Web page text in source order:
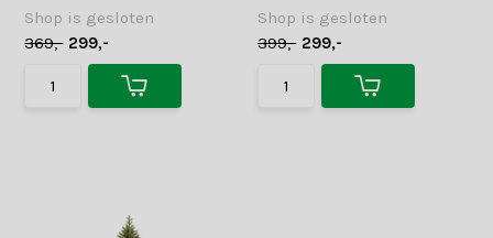
Shop is gesloten
369,- 299,-
Shop is gesloten
399,- 299,-